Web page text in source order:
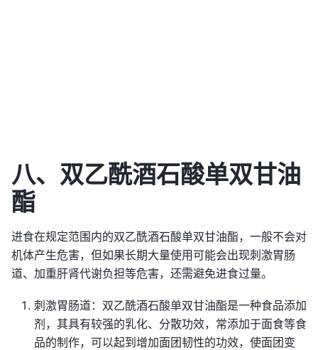
八、双乙酰酒石酸单双甘油
酯
进食在规定范围内的双乙酰酒石酸单双甘油酯，一般不会对
机体产生危害，但如果长期大量使用可能会出现刺激胃肠
道、加重肝肾代谢负担等危害，还需避免进食过量。
刺激胃肠道：双乙酰酒石酸单双甘油酯是一种食品添加
剂，其具有较强的乳化、分散功效，常添加于面食等食
品的制作，可以起到增加面团韧性的功效，使面团变